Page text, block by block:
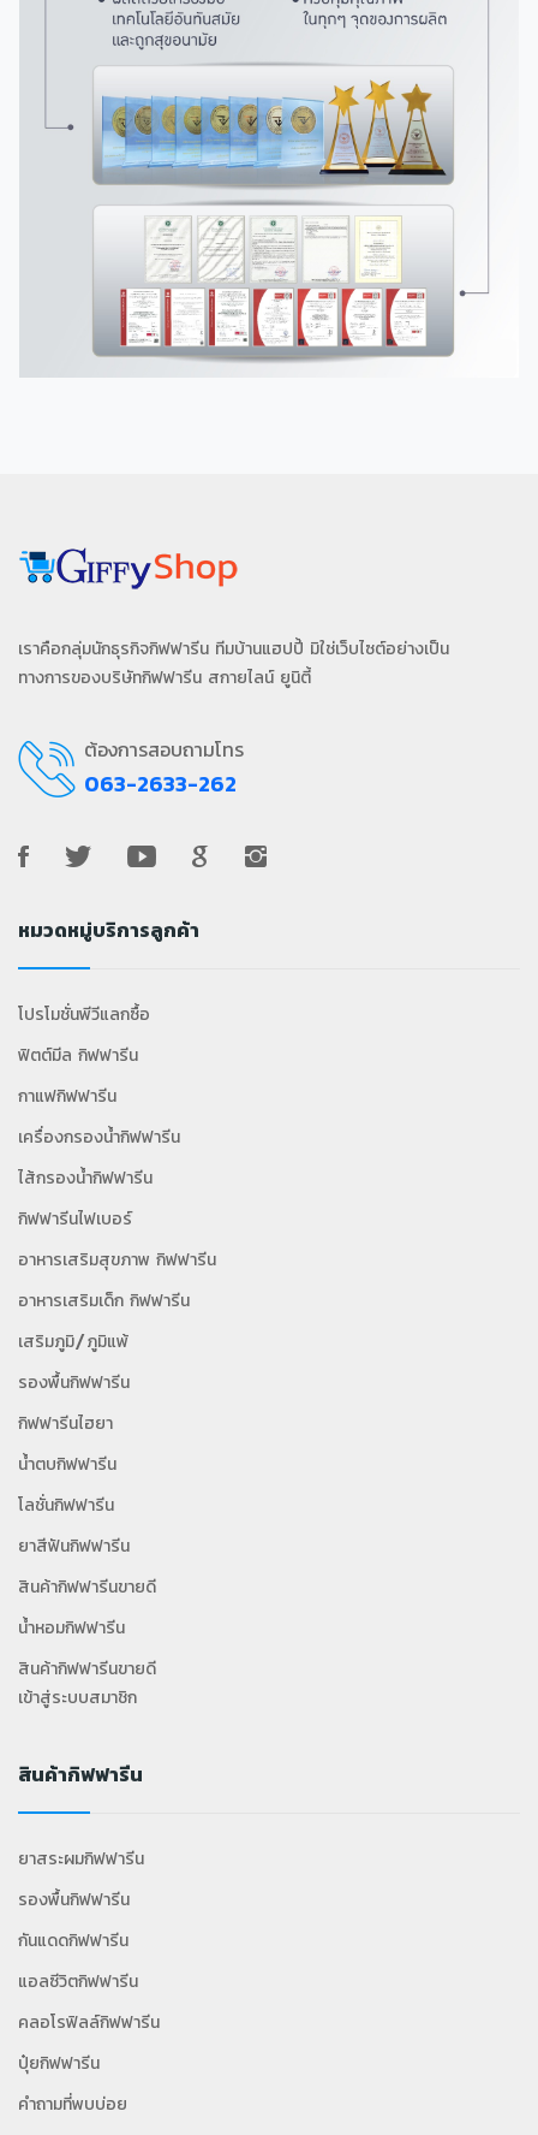
เราคือกลุ่มนักธุรกิจกิฟฟารีน ทีมบ้านแฮปปี้ มิใช่เว็บไซต์อย่างเป็น
ทางการของบริษัทกิฟฟารีน สกายไลน์ ยูนิตี้
ต้องการสอบถามโทร
063-2633-262
หมวดหมู่บริการลูกค้า
โปรโมชั่นพีวีแลกซื้อ
ฟิตต์มีล กิฟฟารีน
กาแฟกิฟฟารีน
เครื่องกรองน้ำกิฟฟารีน
ไส้กรองน้ำกิฟฟารีน
กิฟฟารีนไฟเบอร์
อาหารเสริมสุขภาพ กิฟฟารีน
อาหารเสริมเด็ก กิฟฟารีน
เสริมภูมิ/ภูมิแพ้
รองพื้นกิฟฟารีน
กิฟฟารีนไฮยา
น้ำตบกิฟฟารีน
โลชั่นกิฟฟารีน
ยาสีฟันกิฟฟารีน
สินค้ากิฟฟารีนขายดี
น้ำหอมกิฟฟารีน
สินค้ากิฟฟารีนขายดี
เข้าสู่ระบบสมาชิก
สินค้ากิฟฟารีน
ยาสระผมกิฟฟารีน
รองพื้นกิฟฟารีน
กันแดดกิฟฟารีน
แอลซีวิตกิฟฟารีน
คลอโรฟิลล์กิฟฟารีน
ปุ๋ยกิฟฟารีน
คำถามที่พบบ่อย